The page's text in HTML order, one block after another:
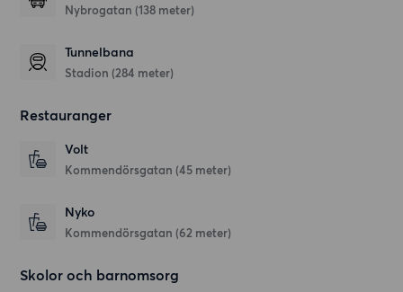
Nybrogatan (138 meter)
Tunnelbana
Stadion (284 meter)
Restauranger
Volt
Kommendörsgatan (45 meter)
Nyko
Kommendörsgatan (62 meter)
Skolor och barnomsorg